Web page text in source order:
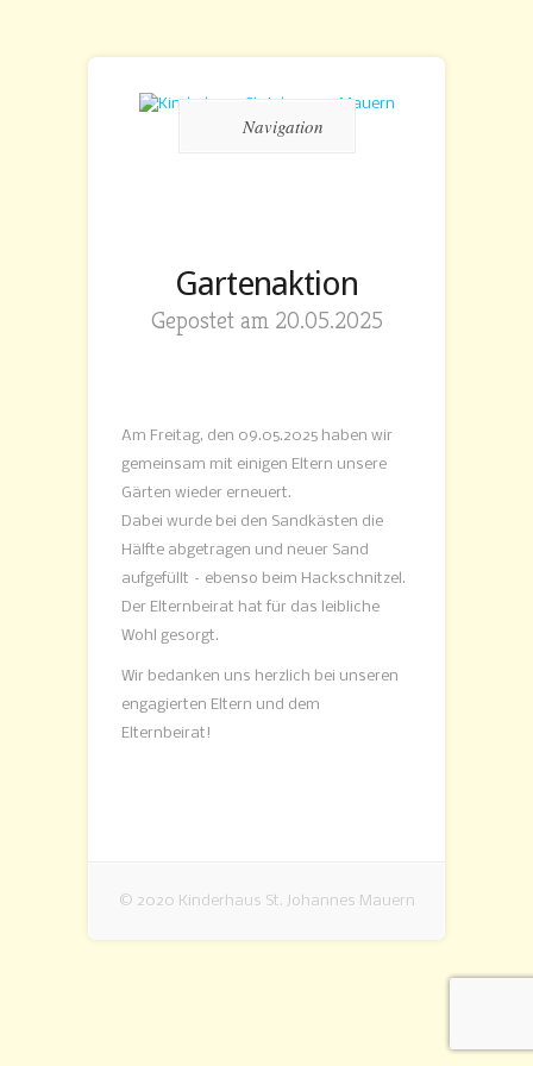
Navigation
Gartenaktion
Gepostet am 20.05.2025
Am Freitag, den 09.05.2025 haben wir
gemeinsam mit einigen Eltern unsere
Gärten wieder erneuert.
Dabei wurde bei den Sandkästen die
Hälfte abgetragen und neuer Sand
aufgefüllt – ebenso beim Hackschnitzel.
Der Elternbeirat hat für das leibliche
Wohl gesorgt.
Wir bedanken uns herzlich bei unseren
engagierten Eltern und dem
Elternbeirat!
© 2020 Kinderhaus St. Johannes Mauern